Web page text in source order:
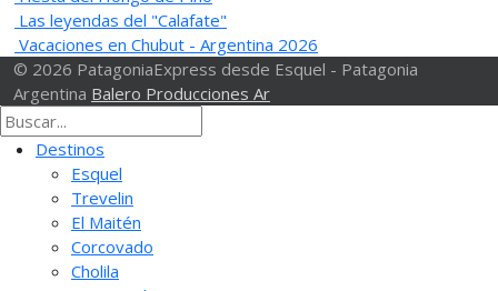
Las leyendas del "Calafate"
Vacaciones en Chubut - Argentina 2026
© 2026 PatagoniaExpress desde Esquel - Patagonia
Argentina Balero Producciones Ar
Destinos
Esquel
Trevelin
El Maitén
Corcovado
Cholila